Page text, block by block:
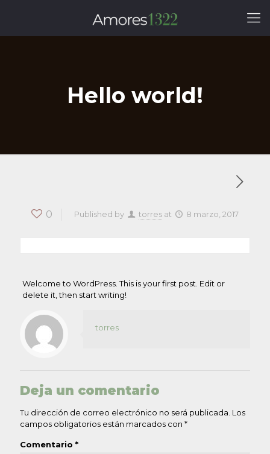
Hello world!
0 Published by torres at 8 marzo, 2017
Welcome to WordPress. This is your first post. Edit or
delete it, then start writing!
torres
Deja un comentario
Tu dirección de correo electrónico no será publicada. Los
campos obligatorios están marcados con *
Comentario *